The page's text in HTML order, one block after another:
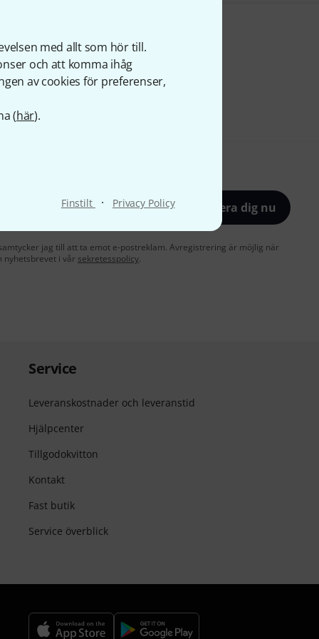
med allt som hör till.
och att komma ihåg
av cookies för preferenser,
(här).
Finstilt · Privacy Policy Registrera dig nu
jag till att ta emot e-postreklam. Avregistrering är möjlig när
nyhetsbrevet i vår sekretesspolicy.
Service
Leveranskostnader och leveranstid
Hjälpcenter
Tillgodokvitton
Kontakt
Fast butik
Service överblick